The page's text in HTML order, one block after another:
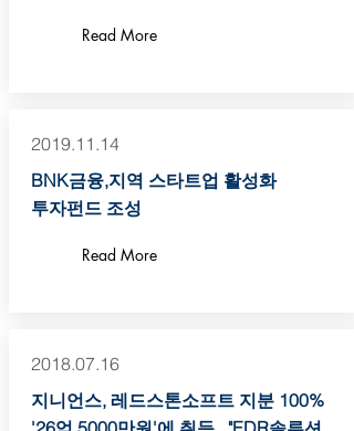
Read More
2019.11.14
BNK금융,지역 스타트업 활성화
투자펀드 조성
Read More
2018.07.16
지니언스, 레드스톤소프트 지분 100%